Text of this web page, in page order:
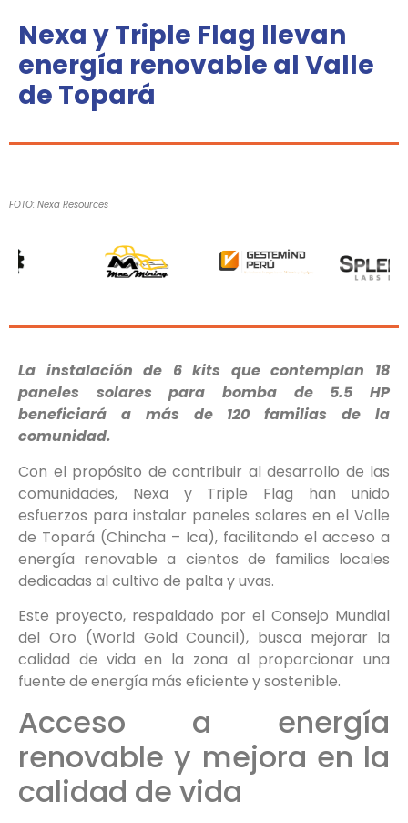
Nexa y Triple Flag llevan
energía renovable al Valle
de Topará
FOTO: Nexa Resources
La instalación de 6 kits que contemplan 18
paneles solares para bomba de 5.5 HP
beneficiará a más de 120 familias de la
comunidad.
Con el propósito de contribuir al desarrollo de las
comunidades, Nexa y Triple Flag han unido
esfuerzos para instalar paneles solares en el Valle
de Topará (Chincha – Ica), facilitando el acceso a
energía renovable a cientos de familias locales
dedicadas al cultivo de palta y uvas.
Este proyecto, respaldado por el Consejo Mundial
del Oro (World Gold Council), busca mejorar la
calidad de vida en la zona al proporcionar una
fuente de energía más eficiente y sostenible.
Acceso a energía
renovable y mejora en la
calidad de vida